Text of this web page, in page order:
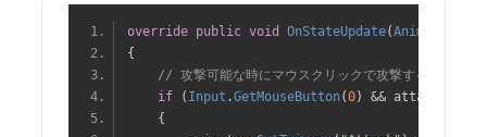
override public void OnStateUpdate(Animator
{
// 攻撃可能な時にマウスクリックで攻撃する
if
( Input .GetMouseButton(0) && attackable
{